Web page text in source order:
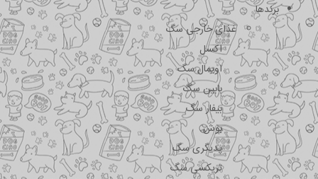
برندها
غذای خارجی سگ
اکسل
اویمال سگ
بابین سگ
بیفار سگ
بوش
پدیگری سگ
تریکسی سگ